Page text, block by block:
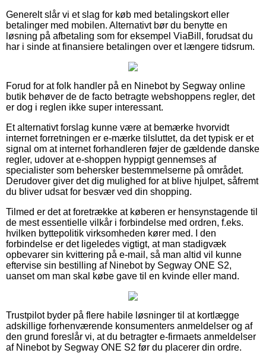
Generelt slår vi et slag for køb med betalingskort eller
betalinger med mobilen. Alternativt bør du benytte en
løsning på afbetaling som for eksempel ViaBill, forudsat du
har i sinde at finansiere betalingen over et længere tidsrum.
Forud for at folk handler på en Ninebot by Segway online
butik behøver de de facto betragte webshoppens regler, det
er dog i reglen ikke super interessant.
Et alternativt forslag kunne være at bemærke hvorvidt
internet forretningen er e-mærke tilsluttet, da det typisk er et
signal om at internet forhandleren føjer de gældende danske
regler, udover at e-shoppen hyppigt gennemses af
specialister som behersker bestemmelserne på området.
Derudover giver det dig mulighed for at blive hjulpet, såfremt
du bliver udsat for besvær ved din shopping.
Tilmed er det at foretrække at køberen er hensynstagende til
de mest essentielle vilkår i forbindelse med ordren, f.eks.
hvilken byttepolitik virksomheden kører med. I den
forbindelse er det ligeledes vigtigt, at man stadigvæk
opbevarer sin kvittering på e-mail, så man altid vil kunne
eftervise sin bestilling af Ninebot by Segway ONE S2,
uanset om man skal købe gave til en kvinde eller mand.
Trustpilot byder på flere habile løsninger til at kortlægge
adskillige forhenværende konsumenters anmeldelser og af
den grund foreslår vi, at du betragter e-firmaets anmeldelser
af Ninebot by Segway ONE S2 før du placerer din ordre.